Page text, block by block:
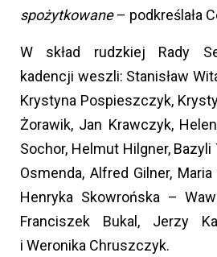
spożytkowane– podkreślała
W skład rudzkiej Rady
kadencji weszli: Stanisław
Krystyna Pospieszczyk,
Żorawik, Jan Krawczyk,
Sochor, Helmut Hilgner,
Osmenda, Alfred Gilner,
Henryka Skowrońska –
Franciszek Bukal, Jerzy
i Weronika Chruszczyk.